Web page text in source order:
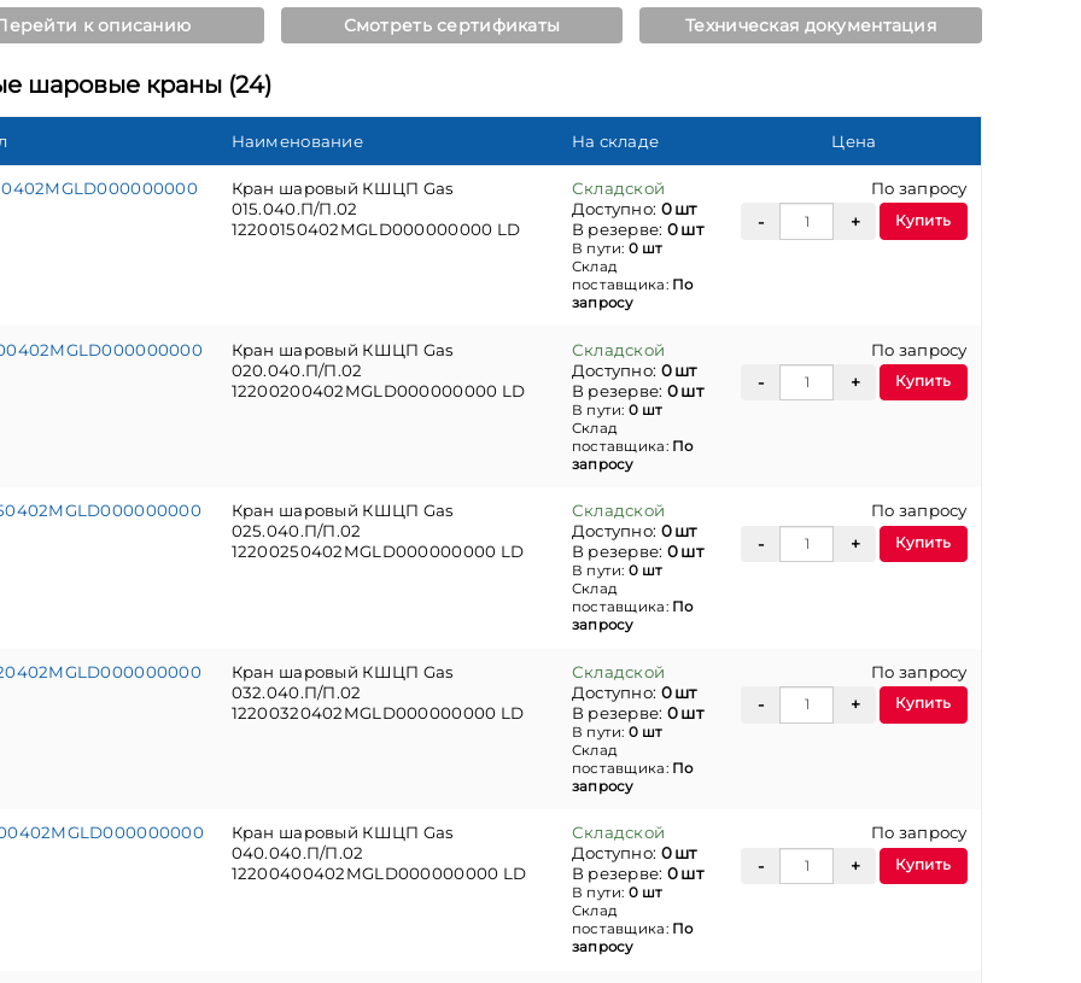
к описанию Смотреть сертификаты Техническая документация
шаровые краны (24)
Наименование На складе Цена
Кран шаровый КШЦП Gas
015.040.П/П.02
12200150402MGLD000000000 LD
Складской
Доступно: 0 шт
В резерве: 0 шт
В пути: 0 шт
Склад
поставщика: По
запросу
По запросу
Купить
Кран шаровый КШЦП Gas
020.040.П/П.02
12200200402MGLD000000000 LD
Складской
Доступно: 0 шт
В резерве: 0 шт
В пути: 0 шт
Склад
поставщика: По
запросу
По запросу
Купить
Кран шаровый КШЦП Gas
025.040.П/П.02
12200250402MGLD000000000 LD
Складской
Доступно: 0 шт
В резерве: 0 шт
В пути: 0 шт
Склад
поставщика: По
запросу
По запросу
Купить
Кран шаровый КШЦП Gas
032.040.П/П.02
12200320402MGLD000000000 LD
Складской
Доступно: 0 шт
В резерве: 0 шт
В пути: 0 шт
Склад
поставщика: По
запросу
По запросу
Купить
Кран шаровый КШЦП Gas
040.040.П/П.02
12200400402MGLD000000000 LD
Складской
Доступно: 0 шт
В резерве: 0 шт
В пути: 0 шт
Склад
поставщика: По
запросу
По запросу
Купить